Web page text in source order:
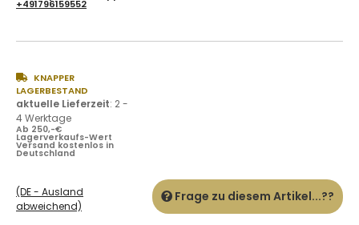
+491796159552
KNAPPER
LAGERBESTAND
aktuelle Lieferzeit: 2 -
4 Werktage
Ab 250,-€
Lagerverkaufs-Wert
Versand kostenlos in
Deutschland
(DE - Ausland
abweichend)
Frage zu diesem Artikel...??